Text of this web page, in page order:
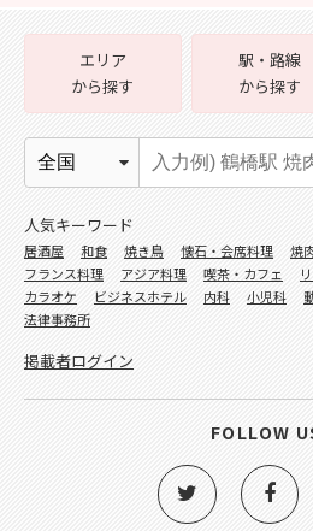
エリア
から探す
駅・路線
から探す
人気キーワード
居酒屋 和食 焼き鳥 懐石・会席料理 焼
フランス料理
アジア料理 喫茶・カフェ
カラオケ
ビジネスホテル 内科 小児科
法律事務所
掲載者ログイン
FOLLOW